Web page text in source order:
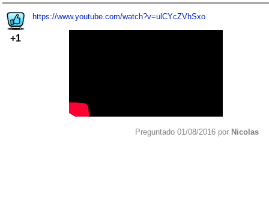
+1
https://www.youtube.com/watch?v=ulCYcZVhSxo
Preguntado 01/08/2016 por Nicolas